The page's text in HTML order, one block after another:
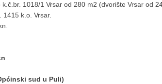
1018/1 Vrsar od 280 m2 (dvorište Vrsar od
k.o. Vrsar.
sud u Puli)